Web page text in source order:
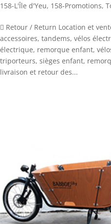
158-L'Île d'Yeu, 158-Promotions,
 Retour / Return Location et
accessoires, tandems, vélos
électrique, remorque enfant,
triporteurs, sièges enfant,
livraison et retour des...